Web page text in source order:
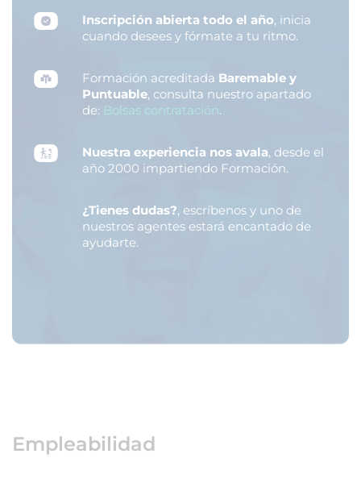
Inscripción abierta todo el año, inicia
cuando desees y fórmate a tu ritmo.
Formación acreditada Baremable y
Puntuable, consulta nuestro apartado
de: Bolsas contratación.
Nuestra experiencia nos avala, desde el
año 2000 impartiendo Formación.
¿Tienes dudas?, escríbenos y uno de
nuestros agentes estará encantado de
ayudarte.
Empleabilidad